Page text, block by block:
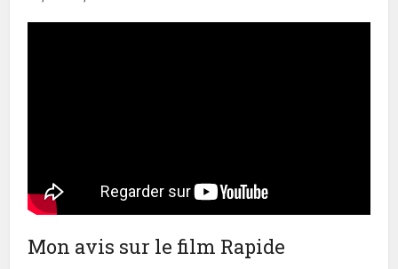
Mon avis sur le film Rapide